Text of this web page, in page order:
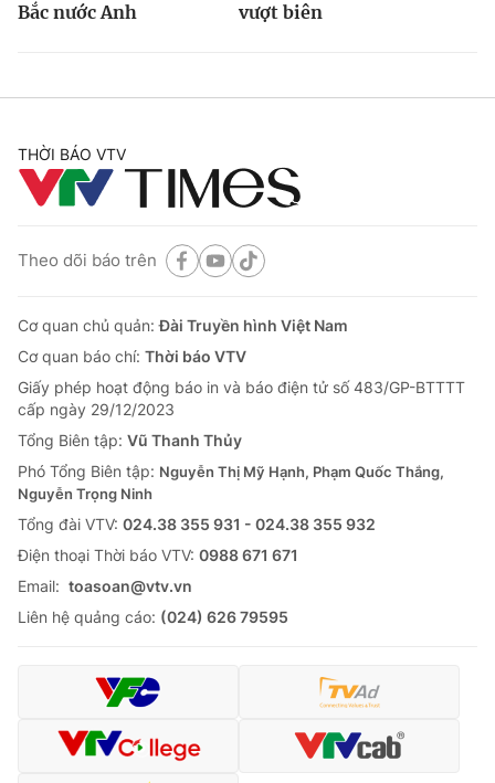
Bắc nước Anh
vượt biên
THỜI BÁO VTV
Theo dõi báo trên
Cơ quan chủ quản:Đài Truyền hình Việt Nam
Cơ quan báo chí: Thời báo VTV
Giấy phép hoạt động báo in và báo điện tử số 483/GP-BTTTT
cấp ngày 29/12/2023
Tổng Biên tập: Vũ Thanh Thủy
Phó Tổng Biên tập: Nguyễn Thị Mỹ Hạnh, Phạm Quốc Thắng,
Nguyễn Trọng Ninh
Tổng đài VTV: 024.38 355 931 - 024.38 355 932
Ðiện thoại Thời báo VTV: 0988 671 671
Email: toasoan@vtv.vn
Liên hệ quảng cáo: (024) 626 79595